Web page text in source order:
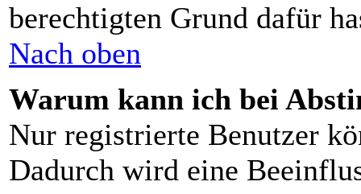
berechtigten Grund dafür
Nach oben
Warum kann ich bei
Nur registrierte Benutzer
Dadurch wird eine